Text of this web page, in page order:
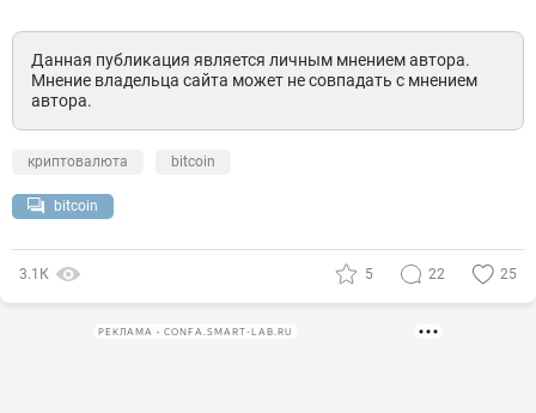
Данная публикация является личным мнением автора.
Мнение владельца сайта может не совпадать с мнением
автора.
криптовалюта bitcoin
bitcoin
3.1К 5 22 25
РЕКЛАМА • CONFA.SMART-LAB.RU